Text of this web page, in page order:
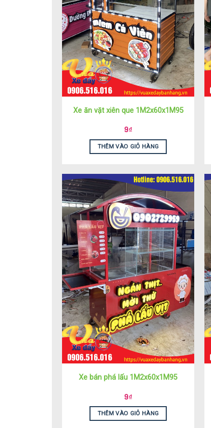
Xe ăn vặt xiên que 1M2x60x1M95
9₫
THÊM VÀO GIỎ HÀNG
Xe bán phá lấu 1M2x60x1M95
9₫
THÊM VÀO GIỎ HÀNG